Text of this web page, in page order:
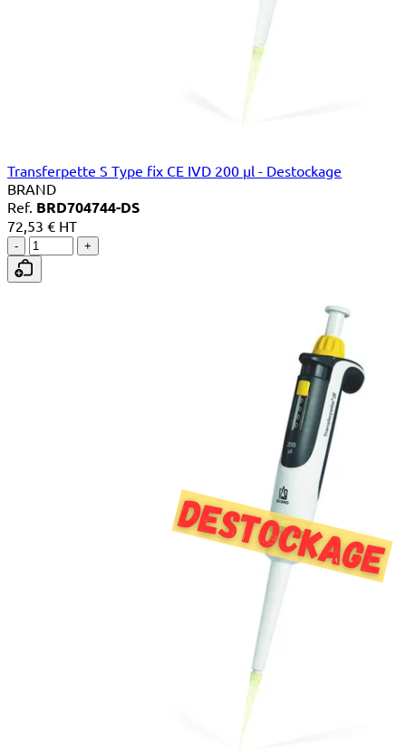
Transferpette S Type fix CE IVD 200 µl - Destockage
BRAND
Ref. BRD704744-DS
72,53 € HT
- +